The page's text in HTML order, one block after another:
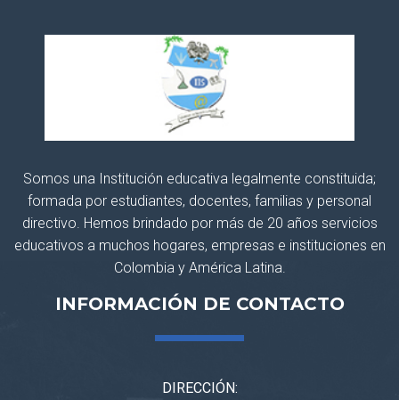
Somos una Institución educativa legalmente constituida;
formada por estudiantes, docentes, familias y personal
directivo. Hemos brindado por más de 20 años servicios
educativos a muchos hogares, empresas e instituciones en
Colombia y América Latina.
INFORMACIÓN DE CONTACTO
DIRECCIÓN: